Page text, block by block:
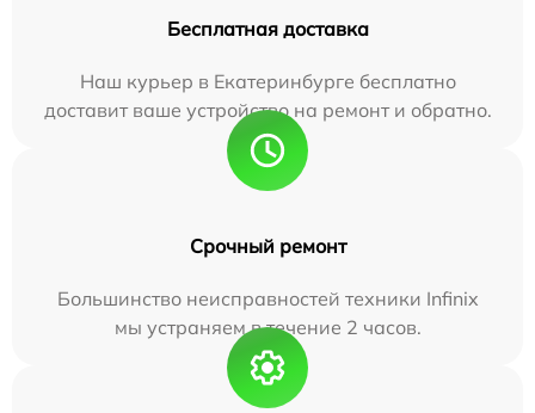
Бесплатная доставка
Наш курьер в Екатеринбурге бесплатно
доставит ваше устройство на ремонт и обратно.
Срочный ремонт
Большинство неисправностей техники Infinix
мы устраняем в течение 2 часов.